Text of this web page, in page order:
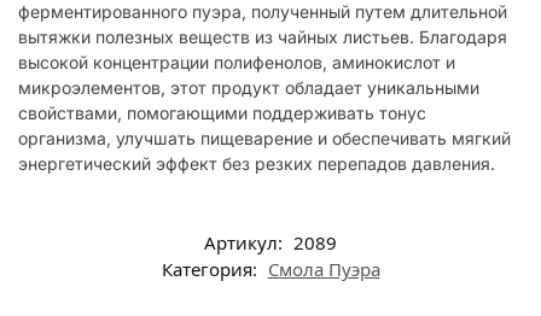
ферментированного пуэра, полученный путем длительной
вытяжки полезных веществ из чайных листьев. Благодаря
высокой концентрации полифенолов, аминокислот и
микроэлементов, этот продукт обладает уникальными
свойствами, помогающими поддерживать тонус
организма, улучшать пищеварение и обеспечивать мягкий
энергетический эффект без резких перепадов давления.
Артикул: 2089
Категория: Смола Пуэра